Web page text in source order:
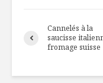
Cannelés à la
saucisse
fromage suisse
au